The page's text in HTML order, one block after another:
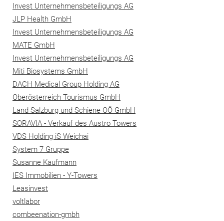
Invest Unternehmensbeteiligungs AG
JLP Health GmbH
Invest Unternehmensbeteiligungs AG
MATE GmbH
Invest Unternehmensbeteiligungs AG
Miti Biosystems GmbH
DACH Medical Group Holding AG
Oberösterreich Tourismus GmbH
Land Salzburg und Schiene OÖ GmbH
SORAVIA - Verkauf des Austro Towers
VDS Holding iS Weichai
System 7 Gruppe
Susanne Kaufmann
IES Immobilien - Y-Towers
Leasinvest
voltlabor
combeenation-gmbh